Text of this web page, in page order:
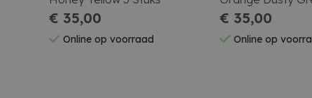
€ 35,00
Online op voorraad
€ 35,00
Online op